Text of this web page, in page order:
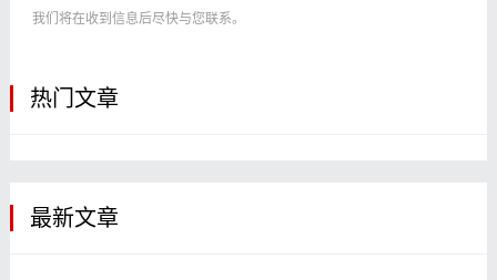
我们将在收到信息后尽快与您联系。
热门文章
最新文章